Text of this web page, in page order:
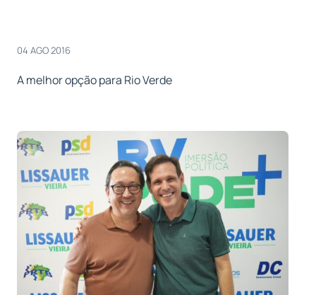
04 AGO 2016
A melhor opção para Rio Verde